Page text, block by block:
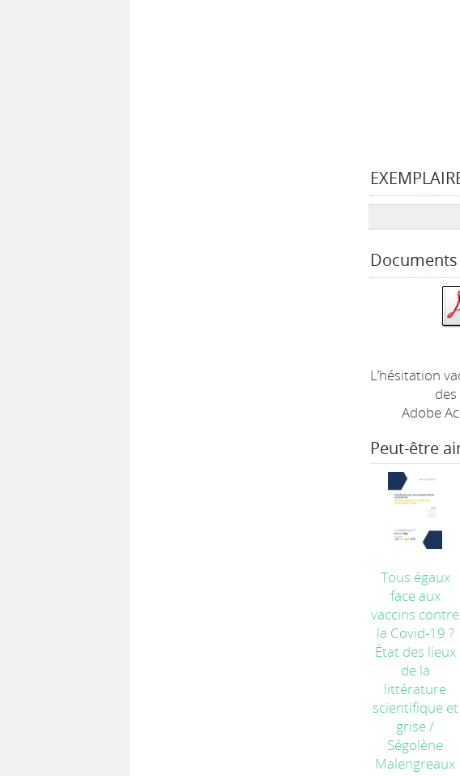
L’hésitation
Adobe
Peut-être
Tous égaux
face aux
vaccins contre
la Covid-19 ?
État des lieux
de la
littérature
scientifique et
grise/
Ségolène
Malengreaux